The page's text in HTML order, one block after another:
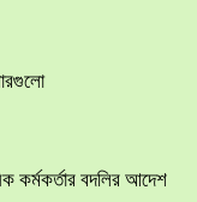
কর্মকর্তার বদলির আদেশ